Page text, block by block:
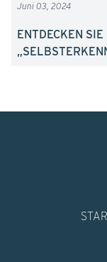
Juni 03, 2024
ENTDECKEN